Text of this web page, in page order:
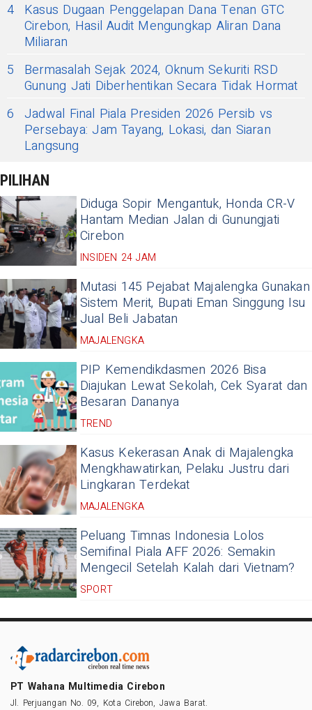
4 Kasus Dugaan Penggelapan Dana Tenan GTC
Cirebon, Hasil Audit Mengungkap Aliran Dana
Miliaran
5
Bermasalah Sejak 2024, Oknum Sekuriti RSD
Gunung Jati Diberhentikan Secara Tidak Hormat
6 Jadwal Final Piala Presiden 2026 Persib vs
Persebaya: Jam Tayang, Lokasi, dan Siaran
Langsung
PILIHAN
Diduga Sopir Mengantuk, Honda CR-V
Hantam Median Jalan di Gunungjati
Cirebon
INSIDEN 24 JAM
Mutasi 145 Pejabat Majalengka Gunakan
Sistem Merit, Bupati Eman Singgung Isu
Jual Beli Jabatan
MAJALENGKA
PIP Kemendikdasmen 2026 Bisa
Diajukan Lewat Sekolah, Cek Syarat dan
Besaran Dananya
TREND
Kasus Kekerasan Anak di Majalengka
Mengkhawatirkan, Pelaku Justru dari
Lingkaran Terdekat
MAJALENGKA
Peluang Timnas Indonesia Lolos
Semifinal Piala AFF 2026: Semakin
Mengecil Setelah Kalah dari Vietnam?
SPORT
PT Wahana Multimedia Cirebon
Jl. Perjuangan No. 09, Kota Cirebon, Jawa Barat.